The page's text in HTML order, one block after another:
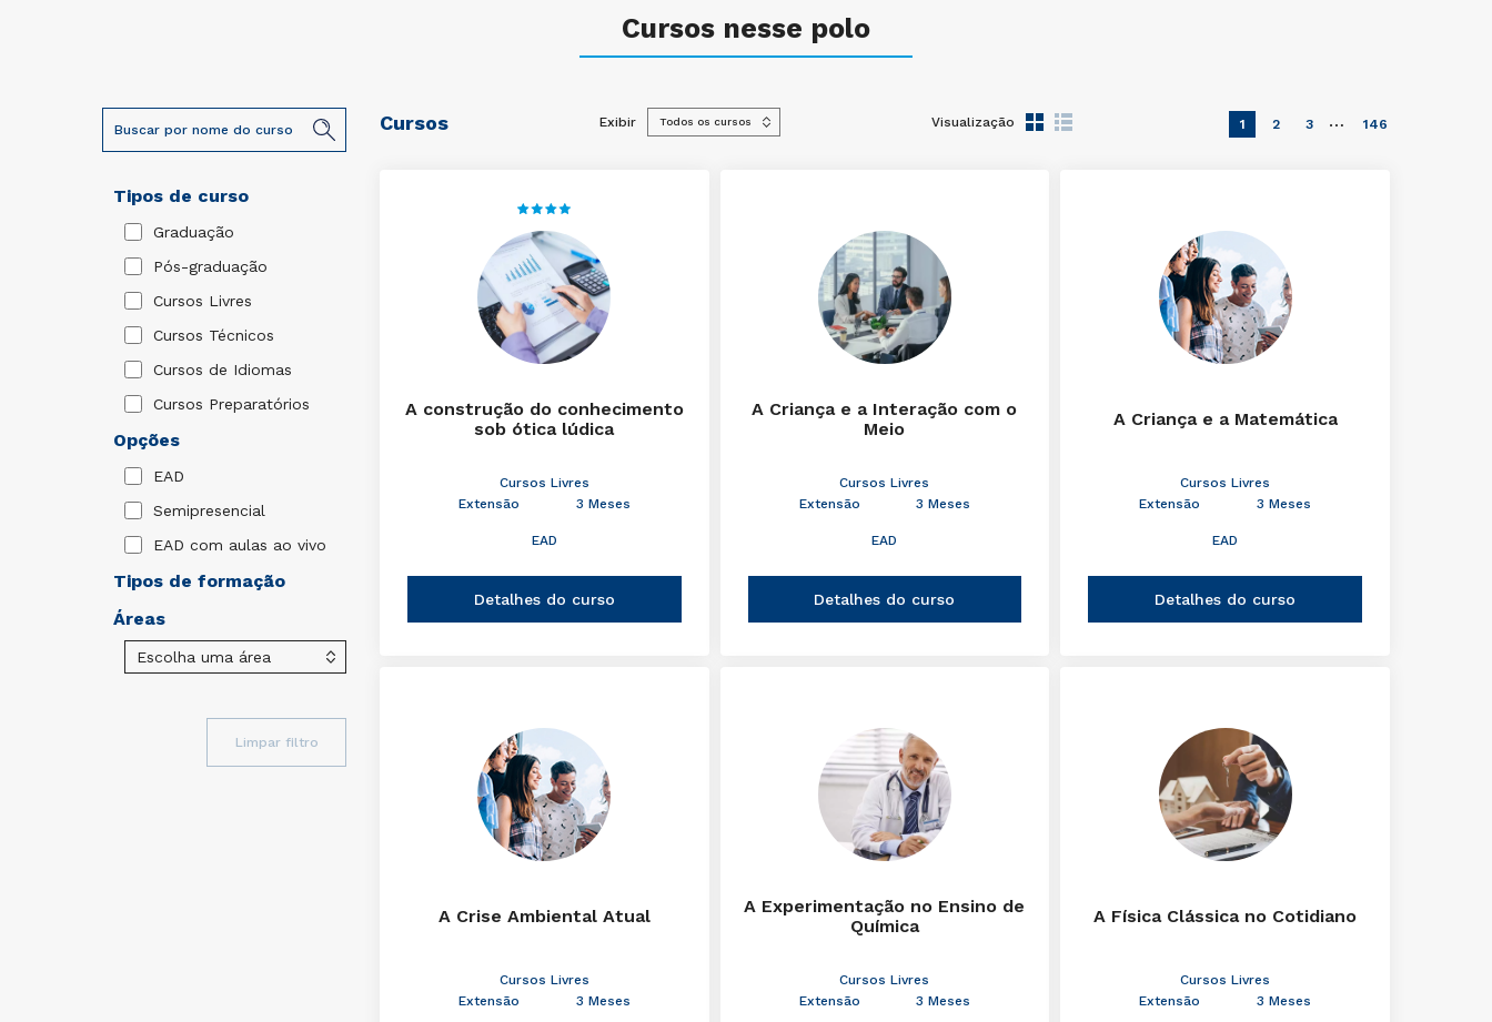
Cursos nesse polo
Tipos de curso
Graduação
Pós-graduação
Cursos Livres
Cursos Técnicos
Cursos de Idiomas
Cursos Preparatórios
Opções
EAD
Semipresencial
EAD com aulas ao vivo
Tipos de formação
Áreas
Limpar filtro
Cursos Exibir Visualização 1 2 3 … 146
A construção do conhecimento
sob ótica lúdica
Cursos Livres
Extensão
3 Meses
EAD
Detalhes do curso
A Criança e a Interação com o
Meio
Cursos Livres
Extensão
3 Meses
EAD
Detalhes do curso
A Criança e a Matemática
Cursos Livres
Extensão
3 Meses
EAD
Detalhes do curso
A Crise Ambiental Atual
Cursos Livres
Extensão
3 Meses
A Experimentação no Ensino de
Química
Cursos Livres
Extensão
3 Meses
A Física Clássica no Cotidiano
Cursos Livres
Extensão
3 Meses